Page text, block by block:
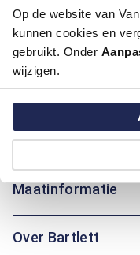
Op de website van
kunnen cookies en
gebruikt. Onder
wijzigen.
Dit regular fit
middengroene tint is
Het verfijnde allover
opvallend te zijn,
als vrije tijd. Gemaakt
knoopsluiting zorgen
Draag het met een
Maatinformatie
Over Bartlett